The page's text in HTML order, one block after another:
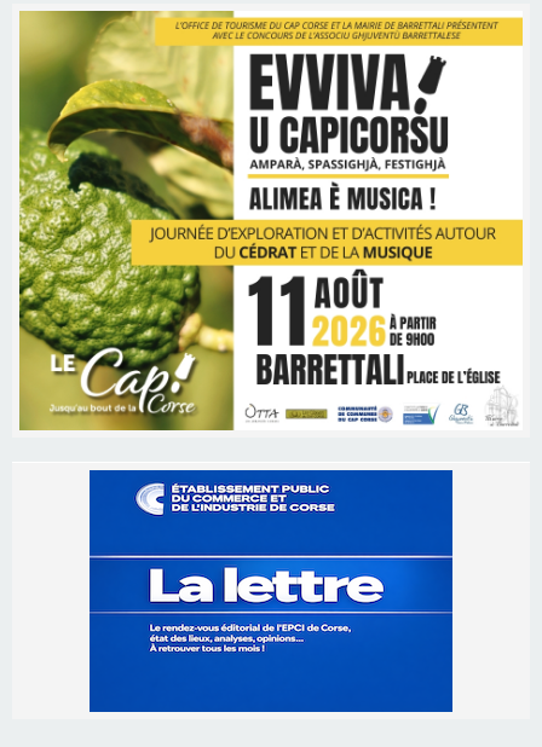
09/08/2026 16:04
Sénatoriales 2B – Jean-François Gaspari retire
sa candidature
Festa di l’Associi Curtinesi le 13 septembre